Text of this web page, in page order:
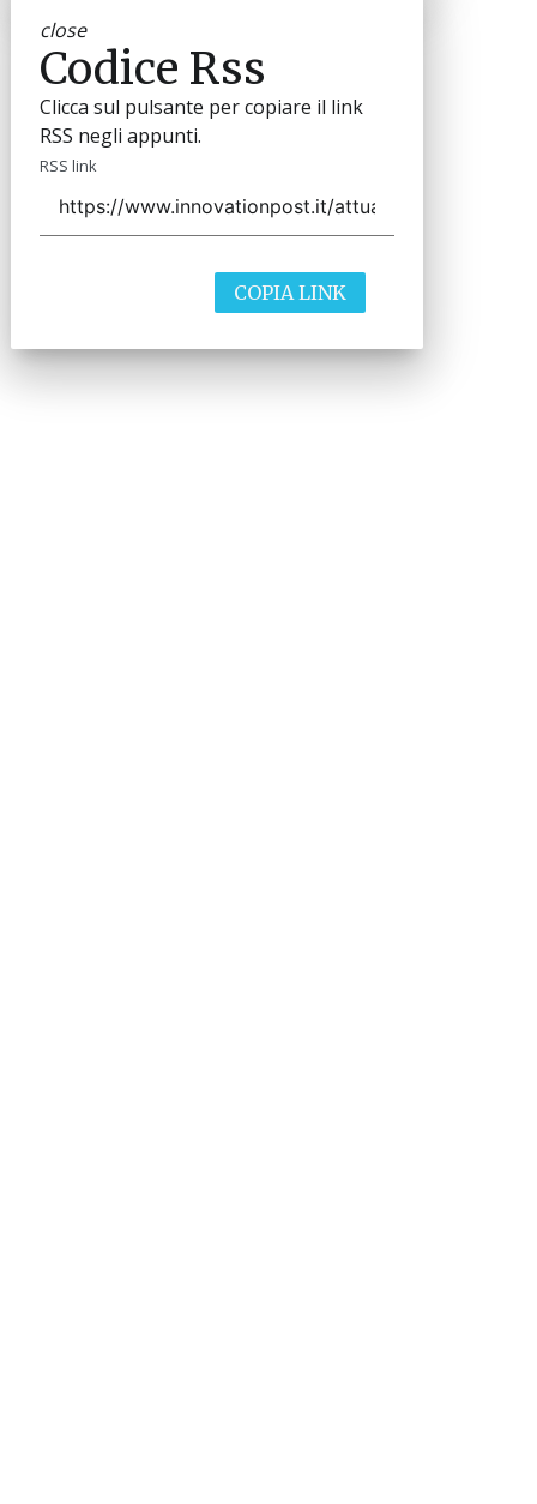
close
Codice Rss
Clicca sul pulsante per copiare il link
RSS negli appunti.
RSS link
COPIA LINK